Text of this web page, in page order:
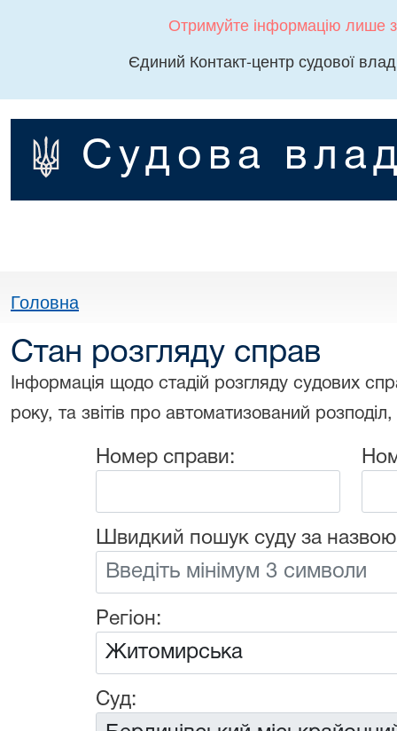
Отримуйте інформацію лише
Єдиний Контакт-центр судової
Судова
Головна
Стан розгляду справ
Інформація щодо стадій розгляду судових
року, та звітів про автоматизований
Номер справи:
Швидкий пошук суду за
Регіон:
Суд: